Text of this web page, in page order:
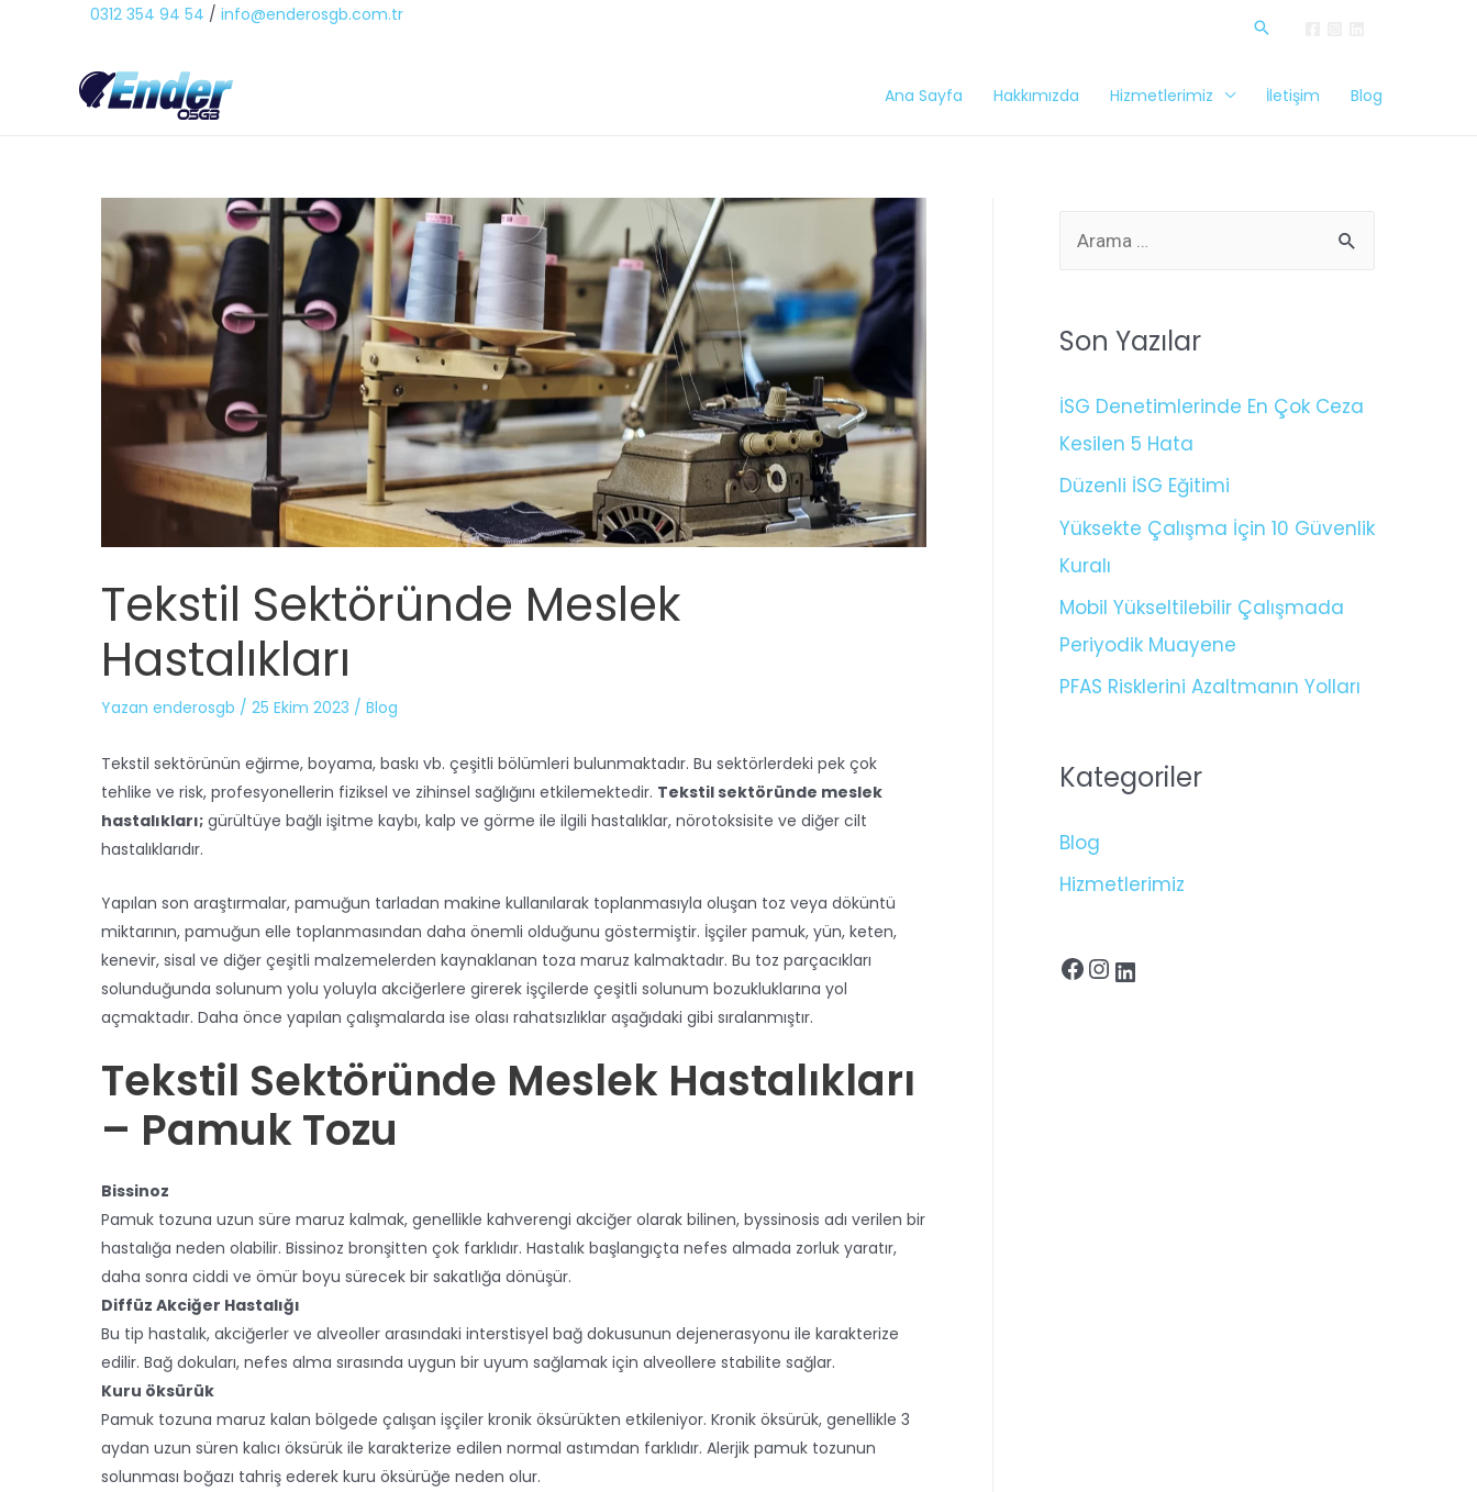
0312 354 94 54 / info@enderosgb.com.tr
Ana Sayfa Hakkımızda Hizmetlerimiz İletişim Blog
Tekstil Sektöründe Meslek
Hastalıkları
Yazan enderosgb / 25 Ekim 2023 / Blog
Tekstil sektörünün eğirme, boyama, baskı vb. çeşitli bölümleri bulunmaktadır. Bu sektörlerdeki pek çok
tehlike ve risk, profesyonellerin fiziksel ve zihinsel sağlığını etkilemektedir. Tekstil sektöründe meslek
hastalıkları; gürültüye bağlı işitme kaybı, kalp ve görme ile ilgili hastalıklar, nörotoksisite ve diğer cilt
hastalıklarıdır.
Yapılan son araştırmalar, pamuğun tarladan makine kullanılarak toplanmasıyla oluşan toz veya döküntü
miktarının, pamuğun elle toplanmasından daha önemli olduğunu göstermiştir. İşçiler pamuk, yün, keten,
kenevir, sisal ve diğer çeşitli malzemelerden kaynaklanan toza maruz kalmaktadır. Bu toz parçacıkları
solunduğunda solunum yolu yoluyla akciğerlere girerek işçilerde çeşitli solunum bozukluklarına yol
açmaktadır. Daha önce yapılan çalışmalarda ise olası rahatsızlıklar aşağıdaki gibi sıralanmıştır.
Tekstil Sektöründe Meslek Hastalıkları
– Pamuk Tozu
Bissinoz
Pamuk tozuna uzun süre maruz kalmak, genellikle kahverengi akciğer olarak bilinen, byssinosis adı verilen bir
hastalığa neden olabilir. Bissinoz bronşitten çok farklıdır. Hastalık başlangıçta nefes almada zorluk yaratır,
daha sonra ciddi ve ömür boyu sürecek bir sakatlığa dönüşür.
Diffüz Akciğer Hastalığı
Bu tip hastalık, akciğerler ve alveoller arasındaki interstisyel bağ dokusunun dejenerasyonu ile karakterize
edilir. Bağ dokuları, nefes alma sırasında uygun bir uyum sağlamak için alveollere stabilite sağlar.
Kuru öksürük
Pamuk tozuna maruz kalan bölgede çalışan işçiler kronik öksürükten etkileniyor. Kronik öksürük, genellikle 3
aydan uzun süren kalıcı öksürük ile karakterize edilen normal astımdan farklıdır. Alerjik pamuk tozunun
solunması boğazı tahriş ederek kuru öksürüğe neden olur.
Son Yazılar
İSG Denetimlerinde En Çok Ceza
Kesilen 5 Hata
Düzenli İSG Eğitimi
Yüksekte Çalışma İçin 10 Güvenlik
Kuralı
Mobil Yükseltilebilir Çalışmada
Periyodik Muayene
PFAS Risklerini Azaltmanın Yolları
Kategoriler
Blog
Hizmetlerimiz